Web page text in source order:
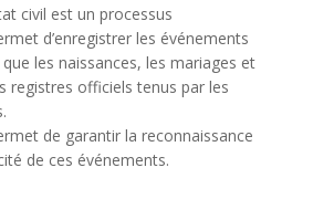
civil est un processus
d’enregistrer les événements
les naissances, les mariages et
registres officiels tenus par les
de garantir la reconnaissance
de ces événements.